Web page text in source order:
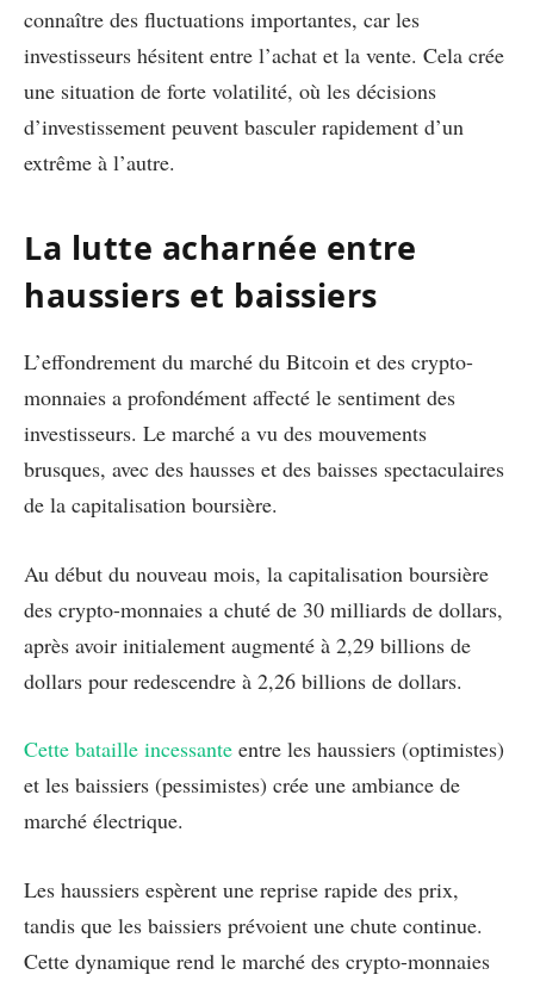
connaître des fluctuations importantes, car les
investisseurs hésitent entre l’achat et la vente. Cela crée
une situation de forte volatilité, où les décisions
d’investissement peuvent basculer rapidement d’un
extrême à l’autre.
La lutte acharnée entre
haussiers et baissiers
L’effondrement du marché du Bitcoin et des crypto-
monnaies a profondément affecté le sentiment des
investisseurs. Le marché a vu des mouvements
brusques, avec des hausses et des baisses spectaculaires
de la capitalisation boursière.
Au début du nouveau mois, la capitalisation boursière
des crypto-monnaies a chuté de 30 milliards de dollars,
après avoir initialement augmenté à 2,29 billions de
dollars pour redescendre à 2,26 billions de dollars.
Cette bataille incessante entre les haussiers (optimistes)
et les baissiers (pessimistes) crée une ambiance de
marché électrique.
Les haussiers espèrent une reprise rapide des prix,
tandis que les baissiers prévoient une chute continue.
Cette dynamique rend le marché des crypto-monnaies